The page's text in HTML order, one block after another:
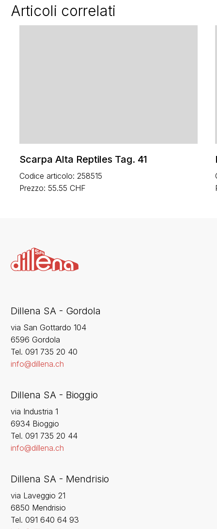
Articoli correlati
Scarpa Alta Reptiles Tag. 41
Codice articolo: 258515
Prezzo: 55.55 CHF
Dillena SA - Gordola
via San Gottardo 104
6596 Gordola
‍Tel. 091 735 20 40
info@dillena.ch
Dillena SA - Bioggio
via Industria 1
6934 Bioggio
Tel. 091 735 20 44
info@dillena.ch
Dillena SA - Mendrisio
via Laveggio 21
6850 Mendrisio
Tel. 091 640 64 93